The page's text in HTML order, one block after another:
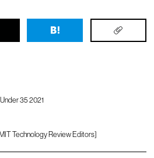
35 2021
Technology Review Editors]